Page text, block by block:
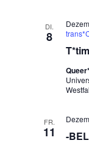
DI.
8
FR.
11 -